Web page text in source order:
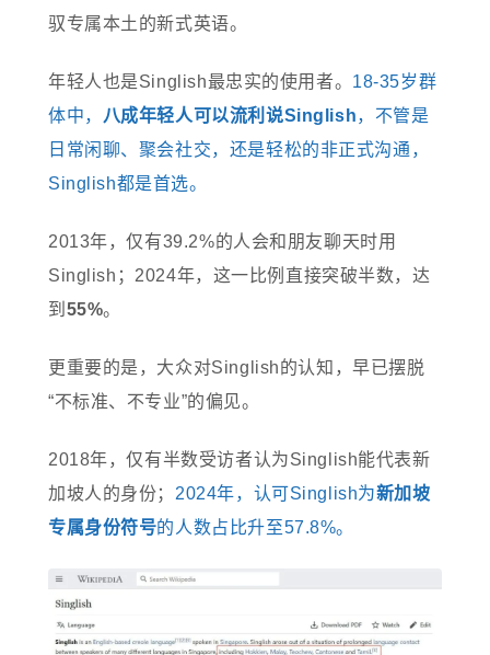
驭专属本土的新式英语。
年轻人也是Singlish最忠实的使用者。 18-35岁群
体中， 八成年轻人可以流利说Singlish，不管是
日常闲聊、聚会社交，还是轻松的非正式沟通，
Singlish都是首选。
2013年，仅有39.2%的人会和朋友聊天时用
Singlish；2024年，这一比例直接突破半数，达
到 55%。
更重要的是，大众对Singlish的认知，早已摆脱
“不标准、不专业”的偏见。
2018年，仅有半数受访者认为Singlish能代表新
加坡人的身份； 2024年，认可Singlish为新加坡
专属身份符号的人数占比升至57.8%。